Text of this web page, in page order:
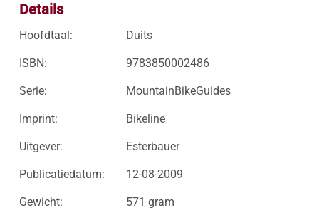
Details
Hoofdtaal: Duits
ISBN: 9783850002486
Serie: MountainBikeGuides
Imprint: Bikeline
Uitgever: Esterbauer
Publicatiedatum: 12-08-2009
Gewicht: 571 gram